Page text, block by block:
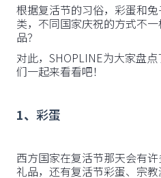
根据复活节的习俗，彩蛋和
类，不同国家庆祝的方式不
品？
对此，SHOPLINE为大家盘
们一起来看看吧！
1、 彩蛋
西方国家在复活节那天会有
礼品，还有复活节彩蛋、宗教